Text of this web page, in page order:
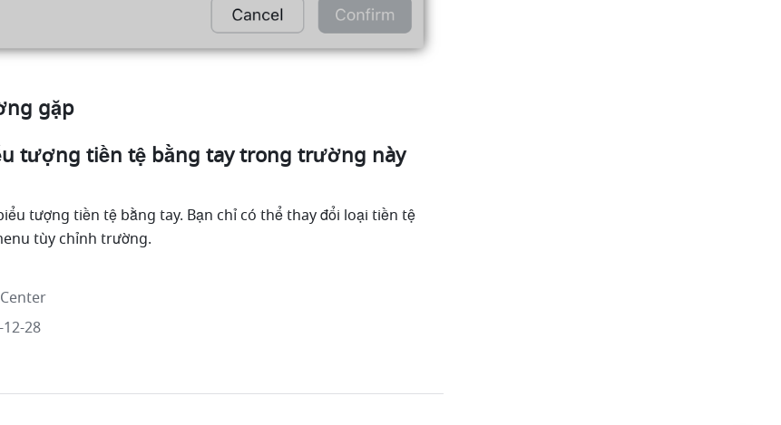
gặp
tượng tiền tệ bằng tay trong trường này
tượng tiền tệ bằng tay. Bạn chỉ có thể thay đổi loại tiền tệ
tùy chỉnh trường.
28